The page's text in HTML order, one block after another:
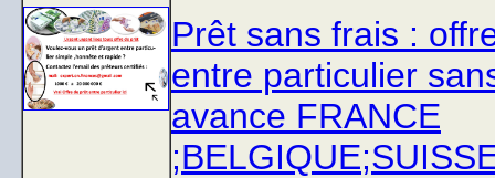
Prêt sans frais :
entre particulier
avance FRANCE